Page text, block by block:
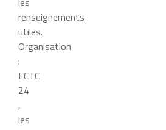
renseignements
utiles.
Organisation
:
ECTC
24
,
les